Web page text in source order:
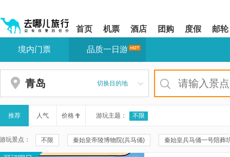
shift+enter
网
导
盲
导
模
您
站
区,
本
有
6
首页 机票 酒店 团购 度假 邮轮
您
站
区
境内门票 品质一日游
青岛 切换目的地
推荐 人气 价格 游玩主题： 不限
游玩景点： 不限 秦始皇帝陵博物院(兵马俑) 秦始皇兵马俑一号陪葬